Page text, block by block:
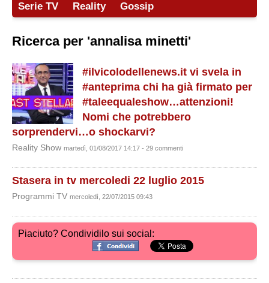
Serie TV
Reality Gossip
Ricerca per 'annalisa minetti'
#ilvicolodellenews.it vi svela in
#anteprima chi ha già firmato per
#taleequaleshow…attenzioni!
Nomi che potrebbero
sorprendervi…o shockarvi?
Reality Show martedì, 01/08/2017 14:17 - 29 commenti
Stasera in tv mercoledi 22 luglio 2015
Programmi TV mercoledì, 22/07/2015 09:43
Piaciuto? Condividilo sui social: